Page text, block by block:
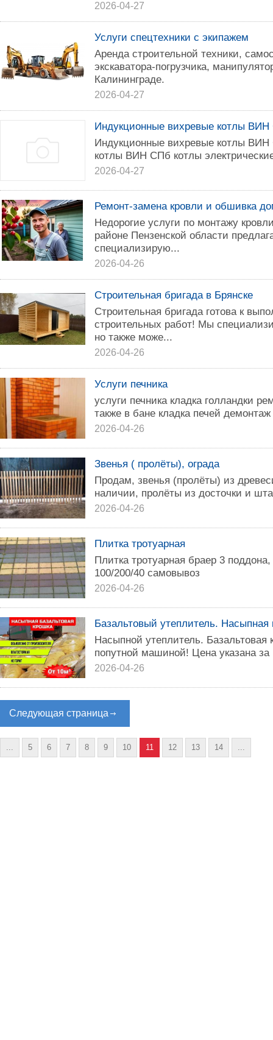
2026-04-27
Услуги спецтехники с экипажем
Аренда строительной техники,
экскаватора-погрузчика,
Калининграде.
2026-04-27
Индукционные вихревые котлы
Индукционные вихревые котлы
котлы ВИН СПб котлы
2026-04-27
Ремонт-замена кровли и обшивка
Недорогие услуги по монтажу
районе Пензенской области
специализирую...
2026-04-26
Строительная бригада в Брянске
Строительная бригада готова к
строительных работ! Мы
но также може...
2026-04-26
Услуги печника
услуги печника кладка голландки
также в бане кладка печей
2026-04-26
Звенья ( пролёты), ограда
Продам, звенья (пролёты) из
наличии, пролёты из досточки и
2026-04-26
Плитка тротуарная
Плитка тротуарная браер 3
100/200/40 самовывоз
2026-04-26
Базальтовый утеплитель. Насыпная
Насыпной утеплитель. Базальтовая
попутной машиной! Цена указана
2026-04-26
Следующая страница
... 5 6 7 8 9 10 11 12 13 14 ...